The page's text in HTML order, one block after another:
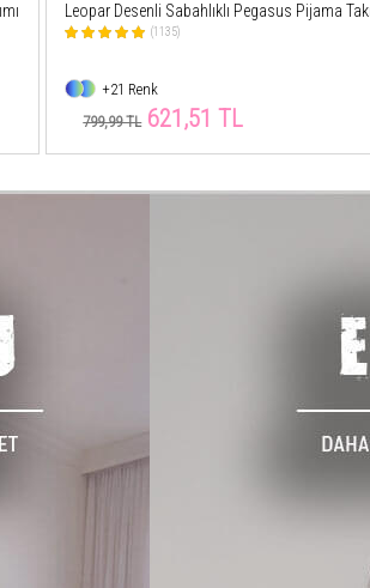
Leopar Desenli Sabahlıklı Pegasus Pijama Takımı
(1135)
+21 Renk
799,99 TL 621,51 TL